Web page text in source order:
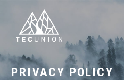
PRIVACY POLICY